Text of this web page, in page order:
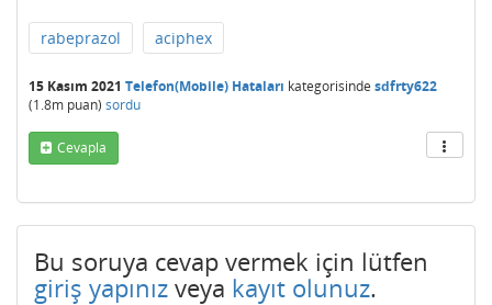
rabeprazol aciphex
15 Kasım 2021 Telefon(Mobile) Hataları kategorisinde sdfrty622
(1.8m puan) sordu
Cevapla
Bu soruya cevap vermek için lütfen
giriş yapınız veya kayıt olunuz.